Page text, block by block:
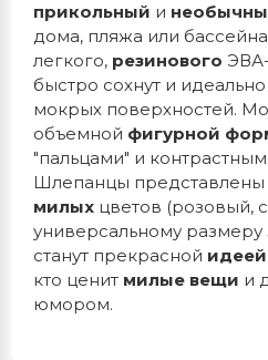
прикольный и
дома, пляжа или
легкого, резинового
быстро сохнут и
мокрых поверхностей.
объемной фигурной
"пальцами" и
Шлепанцы представлены
милых цветов (розовый,
универсальному размеру
станут прекрасной
кто ценит милые вещи и
юмором.